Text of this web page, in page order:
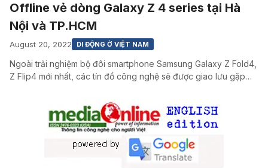
Offline vẻ dòng Galaxy Z 4 series tại Hà
Nội và TP.HCM
August 20, 2022 DI ĐỘNG Ở VIỆT NAM
Ngoài trải nghiệm bộ đôi smartphone Samsung Galaxy Z Fold4,
Z Flip4 mới nhất, các tín đồ công nghệ sẽ được giao lưu gặp…